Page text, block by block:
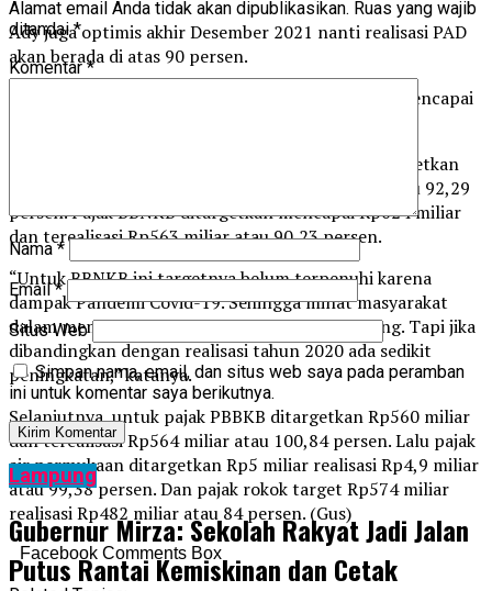
Ady juga optimis akhir Desember 2021 nanti realisasi PAD
akan berada di atas 90 persen.
“Saat ini capaian PAD terus kita genjot agar bisa mencapai
Ia juga mengungkapkan, pajak di sektor PKB ditargetkan
Rp890 miliar dan telah terealisasi Rp821 miliar atau 92,29
persen. Pajak BBNKB ditargetkan mencapai Rp624 miliar
dan terealisasi Rp563 miliar atau 90,23 persen.
“Untuk BBNKB ini targetnya belum terpenuhi karena
dampak Pandemi Covid-19. Sehingga minat masyarakat
dalam membeli kendaraan baru sedikit berkurang. Tapi jika
dibandingkan dengan realisasi tahun 2020 ada sedikit
peningkatan,” katanya.
Selanjutnya, untuk pajak PBBKB ditargetkan Rp560 miliar
dan terealisasi Rp564 miliar atau 100,84 persen. Lalu pajak
air permukaan ditargetkan Rp5 miliar realisasi Rp4,9 miliar
atau 99,38 persen. Dan pajak rokok target Rp574 miliar
realisasi Rp482 miliar atau 84 persen. (Gus)
Facebook Comments Box
Alamat email Anda tidak akan dipublikasikan. Ruas yang wajib
ditandai*
Komentar*
Nama*
Email*
Situs Web
Simpan nama, email, dan situs web saya pada peramban
ini untuk komentar saya berikutnya.
Lampung
Gubernur Mirza: Sekolah Rakyat Jadi Jalan
Putus Rantai Kemiskinan dan Cetak